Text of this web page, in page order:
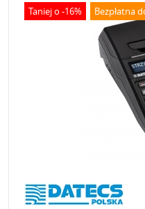
Taniej o -16% Bezpłatna